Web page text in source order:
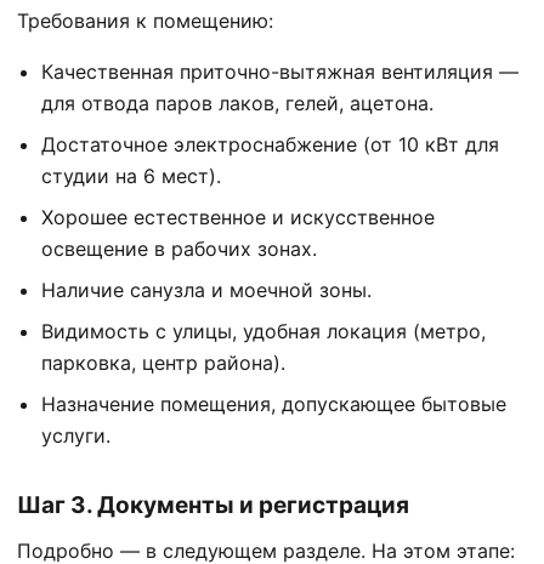
Требования к помещению:
Качественная приточно-вытяжная вентиляция —
для отвода паров лаков, гелей, ацетона.
Достаточное электроснабжение (от 10 кВт для
студии на 6 мест).
Хорошее естественное и искусственное
освещение в рабочих зонах.
Наличие санузла и моечной зоны.
Видимость с улицы, удобная локация (метро,
парковка, центр района).
Назначение помещения, допускающее бытовые
услуги.
Шаг 3. Документы и регистрация
Подробно — в следующем разделе. На этом этапе: